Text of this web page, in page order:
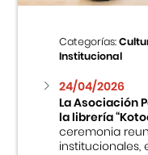
Categorías:
Institucional
24/04/2026
La Asociación
la librería
ceremonia
institucionales,